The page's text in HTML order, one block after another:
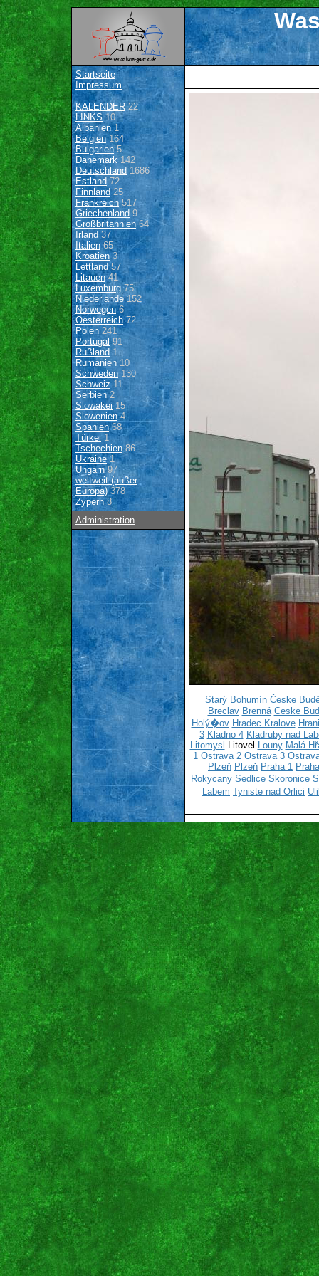
Startseite
Impressum
KALENDER22
LINKS10
Albanien1
Belgien164
Bulgarien 5
Dänemark142
Deutschland 1686
Estland 72
Finnland 25
Frankreich517
Griechenland9
Großbritannien64
Irland 37
Italien65
Kroatien3
Lettland57
Litauen41
Luxemburg 75
Niederlande152
Norwegen6
Oesterreich72
Polen 241
Portugal91
Rußland 1
Rumänien10
Schweden 130
Schweiz11
Serbien2
Slowakei15
Slowenien4
Spanien68
Türkei1
Tschechien 86
Ukraine1
Ungarn97
weltweit (außer
Europa)378
Zypern8
Administration
Starý Bohumín Česke
Breclav Brenná Ceske
Holý�ov Hradec Kralove
3 Kladno 4 Kladruby nad
Litomysl
Litovel Louny Malá
1 Ostrava 2 Ostrava 3
Plzeň Plzeň Praha 1
Rokycany Sedlice Skoronice
Labem Tyniste nad Orlici